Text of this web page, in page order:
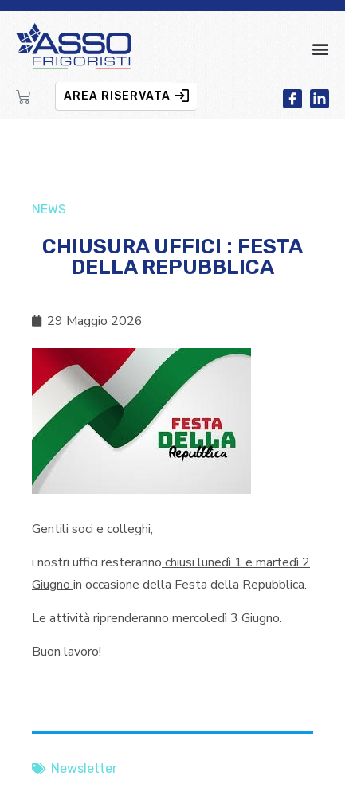
AREA RISERVATA
NEWS
CHIUSURA UFFICI : FESTA
DELLA REPUBBLICA
29 Maggio 2026
Gentili soci e colleghi,
i nostri uffici resteranno chiusi lunedì 1 e martedì 2
Giugno in occasione della Festa della Repubblica.
Le attività riprenderanno mercoledì 3 Giugno.
Buon lavoro!
Newsletter